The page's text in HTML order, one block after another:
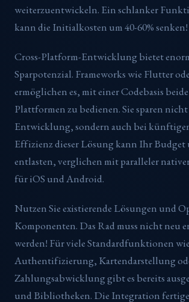
weiterzuentwickeln. Ein schlanker
kann die Initialkosten um 40-60% senken!
Cross-Platform-Entwicklung bietet
Sparpotenzial. Frameworks wie Flutter
ermöglichen es, mit einer Codebasis
Plattformen zu bedienen. Sie sparen
Entwicklung, sondern auch bei
Effizienz dieser Lösung kann Ihr Budget
entlasten, verglichen mit paralleler
für iOS und Android.
Nutzen Sie existierende Lösungen und
Komponenten. Das Rad muss nicht neu
werden! Für viele Standardfunktionen wie
Authentifizierung, Kartendarstellung
Zahlungsabwicklung gibt es bereits
und Bibliotheken. Die Integration